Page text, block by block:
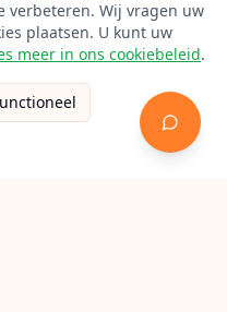
verbeteren. Wij vragen uw
plaatsen. U kunt uw
meer in ons cookiebeleid.